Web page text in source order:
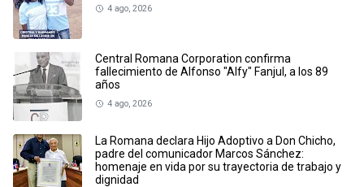
4 ago, 2026
Central Romana Corporation confirma
fallecimiento de Alfonso "Alfy" Fanjul, a los 89
años
4 ago, 2026
La Romana declara Hijo Adoptivo a Don Chicho,
padre del comunicador Marcos Sánchez:
homenaje en vida por su trayectoria de trabajo y
dignidad